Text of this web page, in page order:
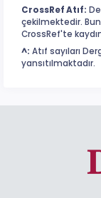
CrossRef Atıf:
çekilmektedir.
CrossRef'te
^: Atıf sayıları
yansıtılmaktadır.